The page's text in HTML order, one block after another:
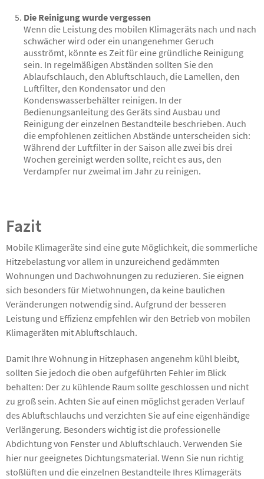
Die Reinigung wurde vergessen
Wenn die Leistung des mobilen Klimageräts nach und nach
schwächer wird oder ein unangenehmer Geruch
ausströmt, könnte es Zeit für eine gründliche Reinigung
sein. In regelmäßigen Abständen sollten Sie den
Ablaufschlauch, den Abluftschlauch, die Lamellen, den
Luftfilter, den Kondensator und den
Kondenswasserbehälter reinigen. In der
Bedienungsanleitung des Geräts sind Ausbau und
Reinigung der einzelnen Bestandteile beschrieben. Auch
die empfohlenen zeitlichen Abstände unterscheiden sich:
Während der Luftfilter in der Saison alle zwei bis drei
Wochen gereinigt werden sollte, reicht es aus, den
Verdampfer nur zweimal im Jahr zu reinigen.
Fazit
Mobile Klimageräte sind eine gute Möglichkeit, die sommerliche
Hitzebelastung vor allem in unzureichend gedämmten
Wohnungen und Dachwohnungen zu reduzieren. Sie eignen
sich besonders für Mietwohnungen, da keine baulichen
Veränderungen notwendig sind. Aufgrund der besseren
Leistung und Effizienz empfehlen wir den Betrieb von mobilen
Klimageräten mit Abluftschlauch.
Damit Ihre Wohnung in Hitzephasen angenehm kühl bleibt,
sollten Sie jedoch die oben aufgeführten Fehler im Blick
behalten: Der zu kühlende Raum sollte geschlossen und nicht
zu groß sein. Achten Sie auf einen möglichst geraden Verlauf
des Abluftschlauchs und verzichten Sie auf eine eigenhändige
Verlängerung. Besonders wichtig ist die professionelle
Abdichtung von Fenster und Abluftschlauch. Verwenden Sie
hier nur geeignetes Dichtungsmaterial. Wenn Sie nun richtig
stoßlüften und die einzelnen Bestandteile Ihres Klimageräts